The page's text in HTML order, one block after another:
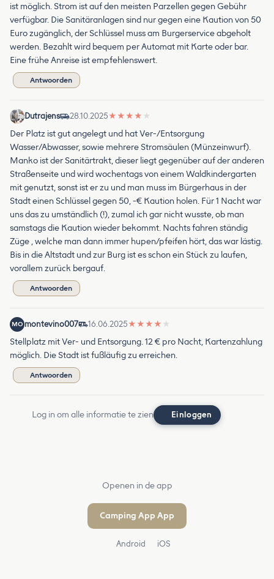
ist möglich. Strom ist auf den meisten Parzellen gegen Gebühr
verfügbar. Die Sanitäranlagen sind nur gegen eine Kaution von 50
Euro zugänglich, der Schlüssel muss am Burgerservice abgeholt
werden. Bezahlt wird bequem per Automat mit Karte oder bar.
Eine frühe Anreise ist empfehlenswert.
Antwoorden
Dutrajens 28.10.2025★ ★ ★ ★ ★
Der Platz ist gut angelegt und hat Ver-/Entsorgung
Wasser/Abwasser, sowie mehrere Stromsäulen (Münzeinwurf).
Manko ist der Sanitärtrakt, dieser liegt gegenüber auf der anderen
Straßenseite und wird wochentags von einem Waldkindergarten
mit genutzt, sonst ist er zu und man muss im Bürgerhaus in der
Stadt einen Schlüssel gegen 50, -€ Kaution holen. Für 1 Nacht war
uns das zu umständlich (!), zumal ich gar nicht wusste, ob man
samstags die Kaution wieder bekommt. Nachts fahren ständig
Züge , welche man dann immer hupen/pfeifen hört, das war lästig.
Bis in die Altstadt und zur Burg ist es schon ein Stück zu laufen,
vorallem zurück bergauf.
Antwoorden
MO montevino007 16.06.2025★ ★ ★ ★ ★
Stellplatz mit Ver- und Entsorgung. 12 € pro Nacht, Kartenzahlung
möglich. Die Stadt ist fußläufig zu erreichen.
Antwoorden
Log in om alle informatie te zien Einloggen
Openen in de app
Camping App App
Android iOS